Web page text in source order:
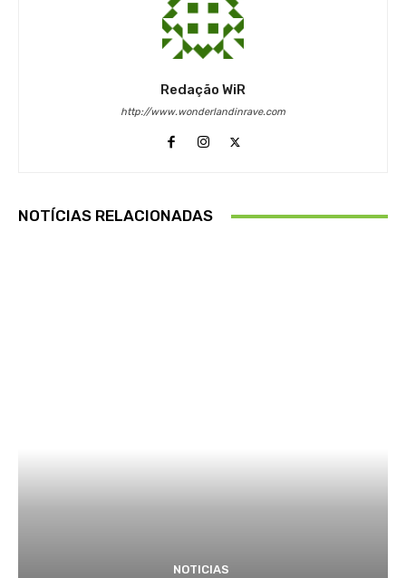
Redação WiR
http://www.wonderlandinrave.com
NOTÍCIAS RELACIONADAS
NOTICIAS